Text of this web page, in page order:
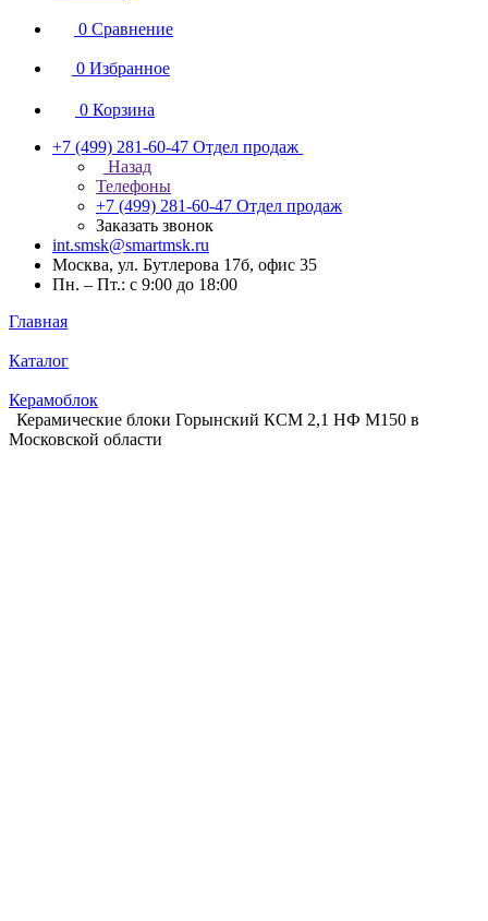
0 Сравнение
0 Избранное
0 Корзина
+7 (499) 281-60-47 Отдел продаж
Назад
Телефоны
+7 (499) 281-60-47 Отдел продаж
Заказать звонок
int.smsk@smartmsk.ru
Москва, ул. Бутлерова 17б, офис 35
Пн. – Пт.: с 9:00 до 18:00
Главная
Каталог
Керамоблок
Керамические блоки Горынский КСМ 2,1 НФ М150 в
Московской области